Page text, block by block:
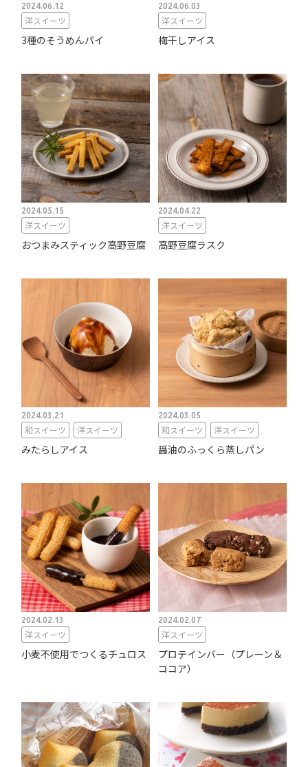
2024.06.12
洋スイーツ
3種のそうめんパイ
2024.06.03
洋スイーツ
梅干しアイス
2024.05.15
洋スイーツ
おつまみスティック高野豆腐
2024.04.22
洋スイーツ
高野豆腐ラスク
2024.03.21
和スイーツ 洋スイーツ
みたらしアイス
2024.03.05
和スイーツ 洋スイーツ
醤油のふっくら蒸しパン
2024.02.13
洋スイーツ
小麦不使用でつくるチュロス
2024.02.07
洋スイーツ
プロテインバー（プレーン＆
ココア）